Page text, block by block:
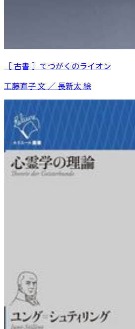
［ 古書 ］てつがくのライオン
工藤直子 文 ／ 長新太 絵